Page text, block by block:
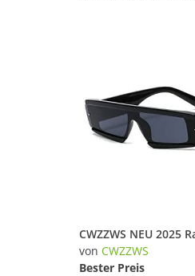
von CWZZWS
Bester Preis